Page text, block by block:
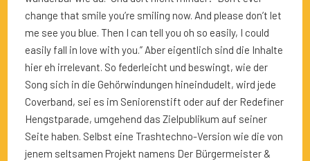
change that smile you’re smiling now. And please don’t let
me see you blue. Then I can tell you oh so easily, I could
easily fall in love with you.” Aber eigentlich sind die Inhalte
hier eh irrelevant. So federleicht und beswingt, wie der
Song sich in die Gehörwindungen hineindudelt, wird jede
Coverband, sei es im Seniorenstift oder auf der Redefiner
Hengstparade, umgehend das Zielpublikum auf seiner
Seite haben. Selbst eine Trashtechno-Version wie die von
jenem seltsamen Projekt namens Der Bürgermeister &